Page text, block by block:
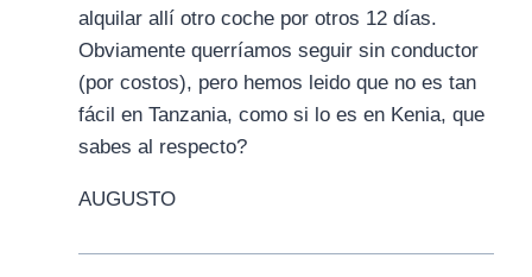
alquilar allí otro coche por otros 12 días.
Obviamente querríamos seguir sin conductor
(por costos), pero hemos leido que no es tan
fácil en Tanzania, como si lo es en Kenia, que
sabes al respecto?
AUGUSTO